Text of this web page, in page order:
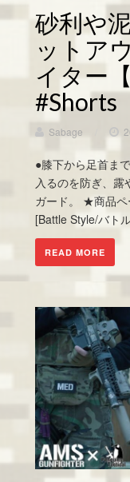
砂利や
ットア
イター
#Shorts
Sabage
●膝下から足首ま
入るのを防ぎ、露
ガード。 ★商品ペ
[Battle Style/バト
READ MORE